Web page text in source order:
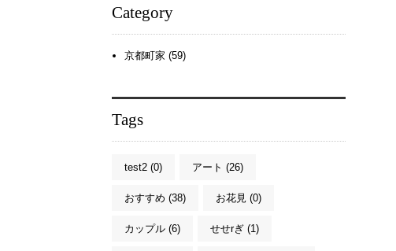
Category
京都町家 (59)
Tags
test2 (0) アート (26)
おすすめ (38) お花見 (0)
カップル (6) せせrぎ (1)